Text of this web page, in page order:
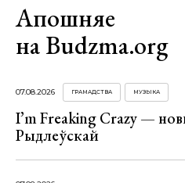
Апошняе
на Budzma.org
07.08.2026 ГРАМАДСТВА МУЗЫКА
I’m Freaking Crazy —
Рыдлеўскай